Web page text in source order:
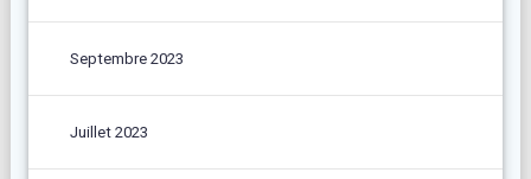
Septembre 2023
Juillet 2023